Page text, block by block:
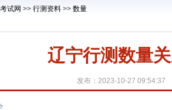
试网 >> 行测资料 >> 数量
辽宁行测数量
发布：2023-10-27 09:54:37